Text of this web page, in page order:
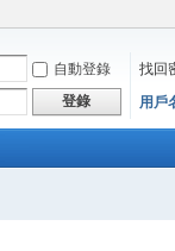
自動登錄
找回
登錄 用戶